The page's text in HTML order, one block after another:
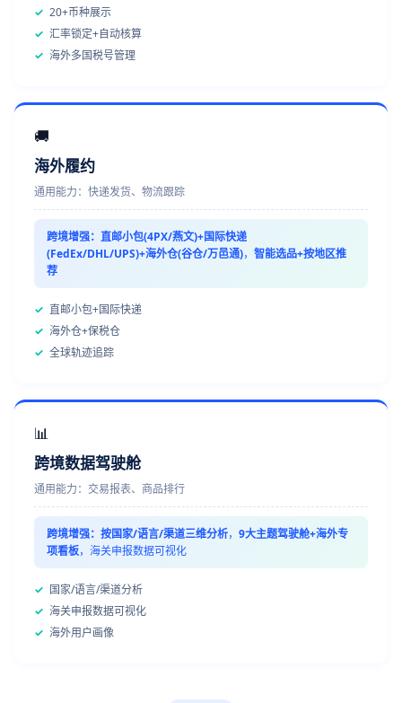
✓ 20+币种展示
✓ 汇率锁定+自动核算
✓ 海外多国税号管理
🚚
海外履约
通用能力：快递发货、物流跟踪
跨境增强： 直邮小包(4PX/燕文)+国际快递
(FedEx/DHL/UPS)+海外仓(谷仓/万邑通)， 智能选品+按地区推
荐
✓ 直邮小包+国际快递
✓ 海外仓+保税仓
✓ 全球轨迹追踪
📊
跨境数据驾驶舱
通用能力：交易报表、商品排行
跨境增强： 按国家/语言/渠道三维分析， 9大主题驾驶舱+海外专
项看板，海关申报数据可视化
✓ 国家/语言/渠道分析
✓ 海关申报数据可视化
✓ 海外用户画像